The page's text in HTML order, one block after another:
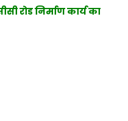
रोड निर्माण कार्य का